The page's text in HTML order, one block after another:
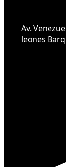
Av.
leones